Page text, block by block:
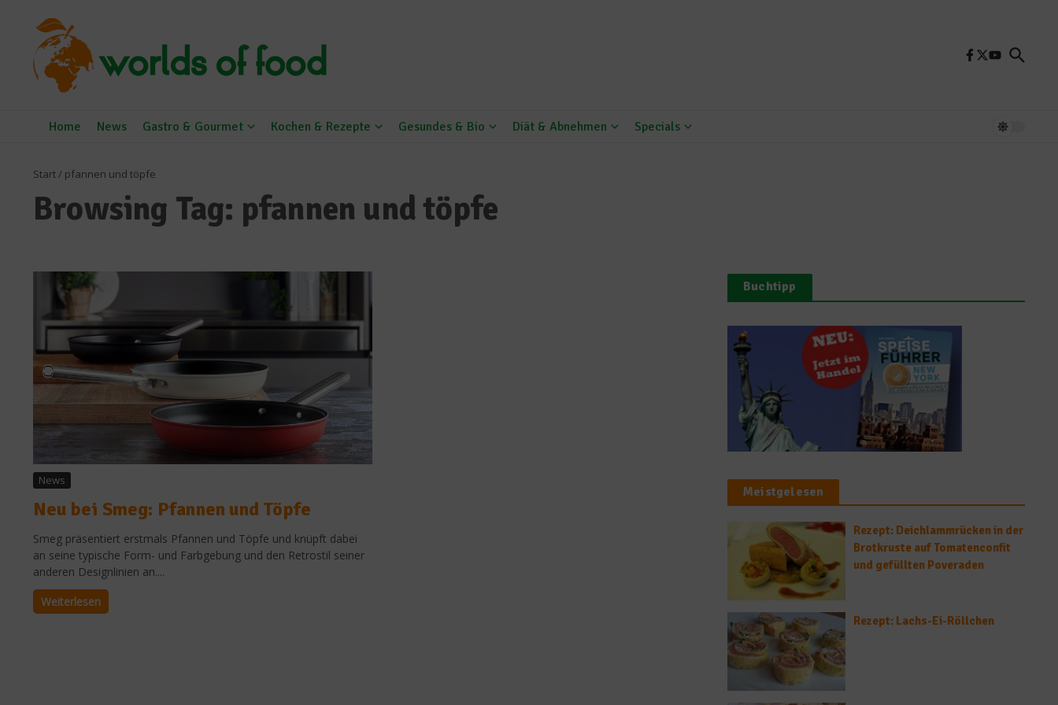
Home News Gastro & Gourmet Kochen & Rezepte Gesundes & Bio Diät & Abnehmen Specials
Start/ pfannen und töpfe
Browsing Tag: pfannen und töpfe
News
Neu bei Smeg: Pfannen und Töpfe
Smeg präsentiert erstmals Pfannen und Töpfe und knüpft dabei
an seine typische Form- und Farbgebung und den Retrostil seiner
anderen Designlinien an....
Weiterlesen
Buchtipp
Meistgelesen
Rezept: Deichlammrücken in der
Brotkruste auf Tomatenconfit
und gefüllten Poveraden
Rezept: Lachs-Ei-Röllchen